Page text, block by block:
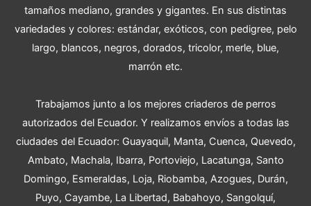
tamaños mediano, grandes y gigantes. En sus distintas
variedades y colores: estándar, exóticos, con pedigree, pelo
largo, blancos, negros, dorados, tricolor, merle, blue,
marrón etc.
Trabajamos junto a los mejores criaderos de perros
autorizados del Ecuador. Y realizamos envíos a todas las
ciudades del Ecuador: Guayaquil, Manta, Cuenca, Quevedo,
Ambato, Machala, Ibarra, Portoviejo, Lacatunga, Santo
Domingo, Esmeraldas, Loja, Riobamba, Azogues, Durán,
Puyo, Cayambe, La Libertad, Babahoyo, Sangolquí,